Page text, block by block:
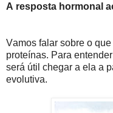
A resposta hormonal
Vamos falar sobre o
proteínas. Para
será útil chegar a ela a
evolutiva.